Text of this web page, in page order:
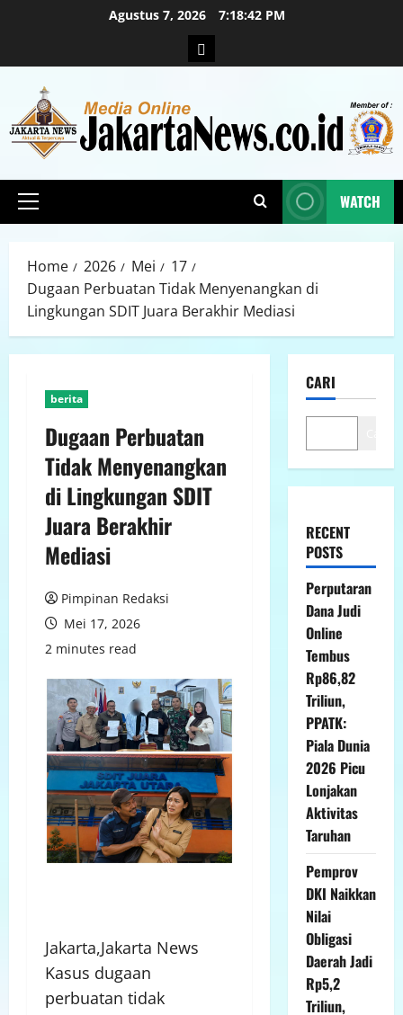
Agustus 7, 2026 7:18:43 PM
WATCH
Home 2026 Mei
17
Dugaan Perbuatan Tidak Menyenangkan di
Lingkungan SDIT Juara Berakhir Mediasi
berita
Dugaan Perbuatan
Tidak Menyenangkan
di Lingkungan SDIT
Juara Berakhir
Mediasi
Pimpinan Redaksi
Mei 17, 2026
2 minutes read
Jakarta,Jakarta News
Kasus dugaan
perbuatan tidak
CARI
RECENT
POSTS
Perputaran
Dana Judi
Online
Tembus
Rp86,82
Triliun,
PPATK:
Piala Dunia
2026 Picu
Lonjakan
Aktivitas
Taruhan
Pemprov
DKI Naikkan
Nilai
Obligasi
Daerah Jadi
Rp5,2
Triliun,